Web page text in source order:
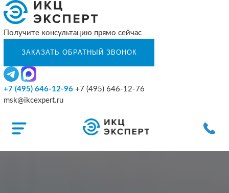
Получите консультацию прямо сейчас
+7 (495) 646-12-96 +7 (495) 646-12-76
msk@ikcexpert.ru